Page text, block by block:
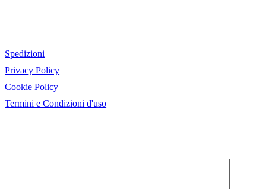
Spedizioni
Privacy Policy
Cookie Policy
Termini e Condizioni d'uso